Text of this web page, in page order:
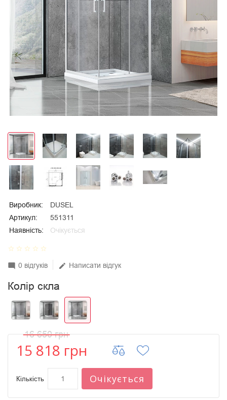
Виробник:
DUSEL
Артикул:
551311
Наявність:
Очікується
star_border star_border star_border star_border star_border
mode_comment 0 відгуків edit Написати відгук
Колір скла
16 650 грн
15 818 грн
Кількість Очікується